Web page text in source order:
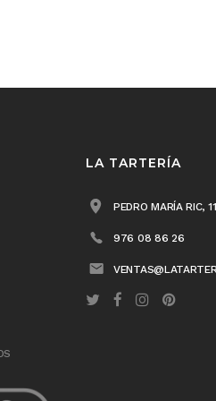
LA TARTERÍA
PEDRO MARÍA RIC,
976 08 86 26